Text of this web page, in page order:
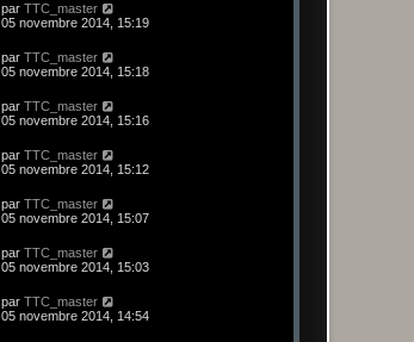
par TTC_master
05 novembre 2014, 15:19
par TTC_master
05 novembre 2014, 15:18
par TTC_master
05 novembre 2014, 15:16
par TTC_master
05 novembre 2014, 15:12
par TTC_master
05 novembre 2014, 15:07
par TTC_master
05 novembre 2014, 15:03
par TTC_master
05 novembre 2014, 14:54